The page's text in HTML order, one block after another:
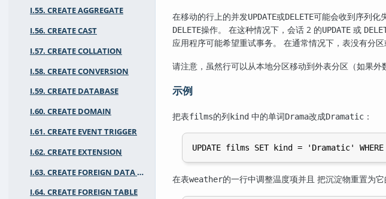
I.55. CREATE AGGREGATE
I.56. CREATE CAST
I.57. CREATE COLLATION
I.58. CREATE CONVERSION
I.59. CREATE DATABASE
I.60. CREATE DOMAIN
I.61. CREATE EVENT TRIGGER
I.62. CREATE EXTENSION
I.63. CREATE FOREIGN DATA WRAPPER
I.64. CREATE FOREIGN TABLE
在移动的行上的并发UPDATE或DELETE可能会收到序列化
DELETE操作。 在这种情况下，会话 2 的UPDATE 或
应用程序可能希望重试事务。 在通常情况下，表没有分
请注意，虽然行可以从本地分区移动到外表分区（如果
示例
把表films的列 kind 中的单词Drama改成Dramatic ：
在表weather的一行中调整温度项并且 把沉淀物重置为它